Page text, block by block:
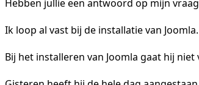
Hebben jullie een antwoord op mijn
Ik loop al vast bij de installatie van Joomla.
Bij het installeren van Joomla gaat hij